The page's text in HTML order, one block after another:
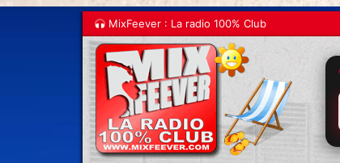
MixFeever : La radio 100% Club